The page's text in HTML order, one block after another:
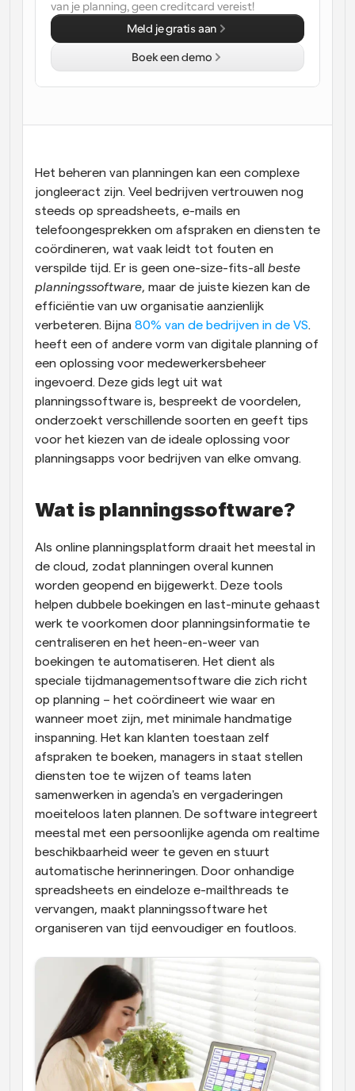
oproepen
Automatiseer planning en herinneringen
Dynamische Groep Links
Boek naadloos vergaderingen met meerdere mensen
Webhooks
Ontvang een melding wanneer er iets gebeurt
Het beheren van planningen kan een complexe
jongleeract zijn. Veel bedrijven vertrouwen nog
steeds op spreadsheets, e-mails en
telefoongesprekken om afspraken en diensten te
coördineren, wat vaak leidt tot fouten en
verspilde tijd. Er is geen one-size-fits-all beste
planningssoftware, maar de juiste kiezen kan de
efficiëntie van uw organisatie aanzienlijk
verbeteren. Bijna 80% van de bedrijven in de VS.
heeft een of andere vorm van digitale planning of
een oplossing voor medewerkersbeheer
ingevoerd. Deze gids legt uit wat
planningssoftware is, bespreekt de voordelen,
onderzoekt verschillende soorten en geeft tips
voor het kiezen van de ideale oplossing voor
planningsapps voor bedrijven van elke omvang.
Wat is planningssoftware?
Als online planningsplatform draait het meestal in
de cloud, zodat planningen overal kunnen
worden geopend en bijgewerkt. Deze tools
helpen dubbele boekingen en last-minute gehaast
werk te voorkomen door planningsinformatie te
centraliseren en het heen-en-weer van
boekingen te automatiseren. Het dient als
speciale tijdmanagementsoftware die zich richt
op planning – het coördineert wie waar en
wanneer moet zijn, met minimale handmatige
inspanning. Het kan klanten toestaan zelf
afspraken te boeken, managers in staat stellen
diensten toe te wijzen of teams laten
samenwerken in agenda's en vergaderingen
moeiteloos laten plannen. De software integreert
meestal met een persoonlijke agenda om realtime
beschikbaarheid weer te geven en stuurt
automatische herinneringen. Door onhandige
spreadsheets en eindeloze e-mailthreads te
vervangen, maakt planningssoftware het
organiseren van tijd eenvoudiger en foutloos.
van je planning, geen creditcard vereist!
Meld je gratis aan
Boek een demo